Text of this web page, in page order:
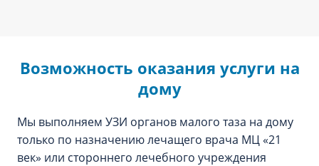
Возможность оказания услуги на
дому
Мы выполняем УЗИ органов малого таза на дому
только по назначению лечащего врача МЦ «21
век» или стороннего лечебного учреждения